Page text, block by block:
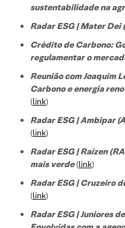
sustentabilidade na
Radar ESG | Mater Dei
Crédito de Carbono:
regulamentar o
Reunião com Joaquim
Carbono e energia
(link)
Radar ESG | Ambipar
(link)
Radar ESG | Raízen
mais verde(link)
Radar ESG | Cruzeiro
(link)
Radar ESG | Juniores